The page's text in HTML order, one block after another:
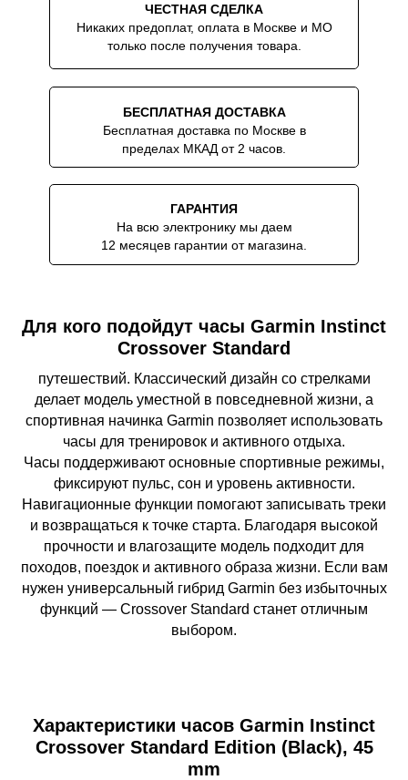
ГАРАНТИЯ
На всю электронику мы даем
12 месяцев гарантии от магазина.
БЕСПЛАТНАЯ ДОСТАВКА
Бесплатная доставка по Москве в
пределах МКАД от 2 часов.
ЧЕСТНАЯ СДЕЛКА
Никаких предоплат, оплата в Москве и МО
только после получения товара.
Для кого подойдут часы Garmin Instinct
Crossover Standard
путешествий. Классический дизайн со стрелками
делает модель уместной в повседневной жизни, а
спортивная начинка Garmin позволяет использовать
часы для тренировок и активного отдыха.
Часы поддерживают основные спортивные режимы,
фиксируют пульс, сон и уровень активности.
Навигационные функции помогают записывать треки
и возвращаться к точке старта. Благодаря высокой
прочности и влагозащите модель подходит для
походов, поездок и активного образа жизни. Если вам
нужен универсальный гибрид Garmin без избыточных
функций — Crossover Standard станет отличным
выбором.
Характеристики часов Garmin Instinct
Crossover Standard Edition (Black), 45
mm